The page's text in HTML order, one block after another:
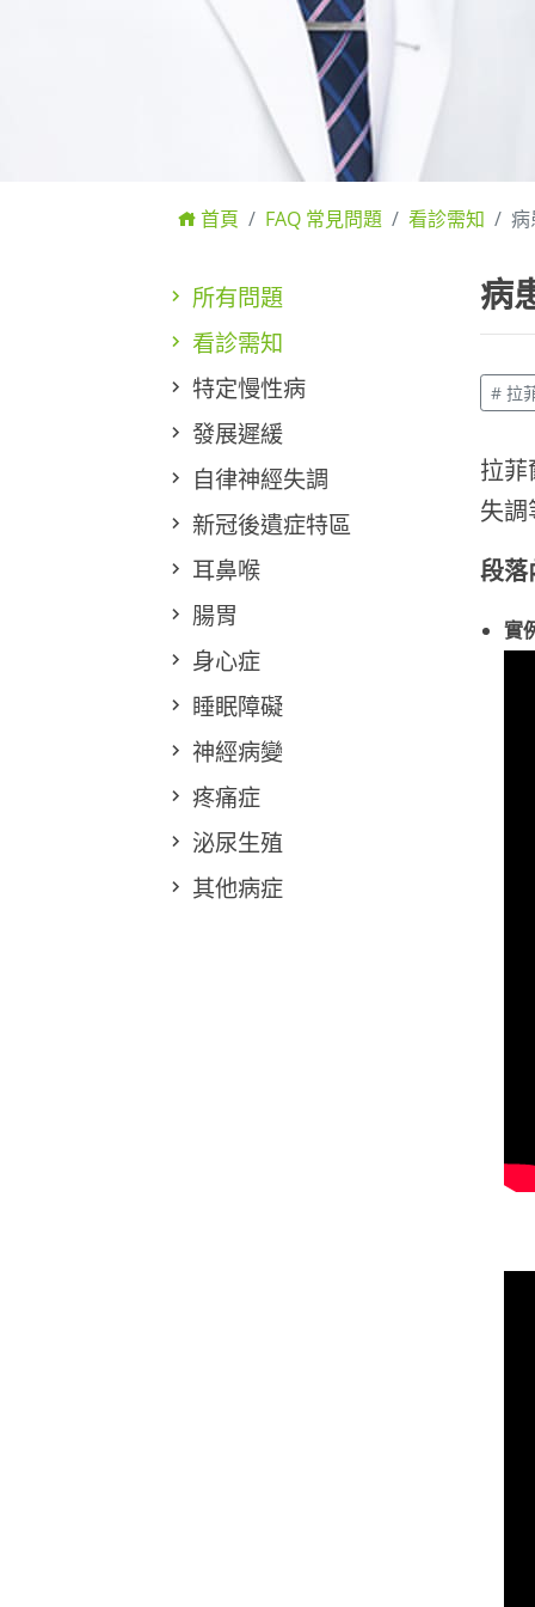
首頁 FAQ 常見問題 看診需知 病
所有問題
看診需知
特定慢性病
發展遲緩
自律神經失調
新冠後遺症特區
耳鼻喉
腸胃
身心症
睡眠障礙
神經病變
疼痛症
泌尿生殖
其他病症
病
# 拉
拉菲
失調
段落
實